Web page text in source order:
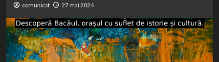
comunicat 27 mai 2024